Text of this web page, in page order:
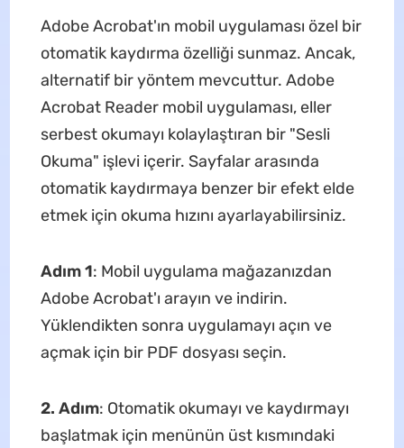
Adobe Acrobat'ın mobil uygulaması özel bir
otomatik kaydırma özelliği sunmaz. Ancak,
alternatif bir yöntem mevcuttur. Adobe
Acrobat Reader mobil uygulaması, eller
serbest okumayı kolaylaştıran bir "Sesli
Okuma" işlevi içerir. Sayfalar arasında
otomatik kaydırmaya benzer bir efekt elde
etmek için okuma hızını ayarlayabilirsiniz.
Adım 1: Mobil uygulama mağazanızdan
Adobe Acrobat'ı arayın ve indirin.
Yüklendikten sonra uygulamayı açın ve
açmak için bir PDF dosyası seçin.
2. Adım: Otomatik okumayı ve kaydırmayı
başlatmak için menünün üst kısmındaki